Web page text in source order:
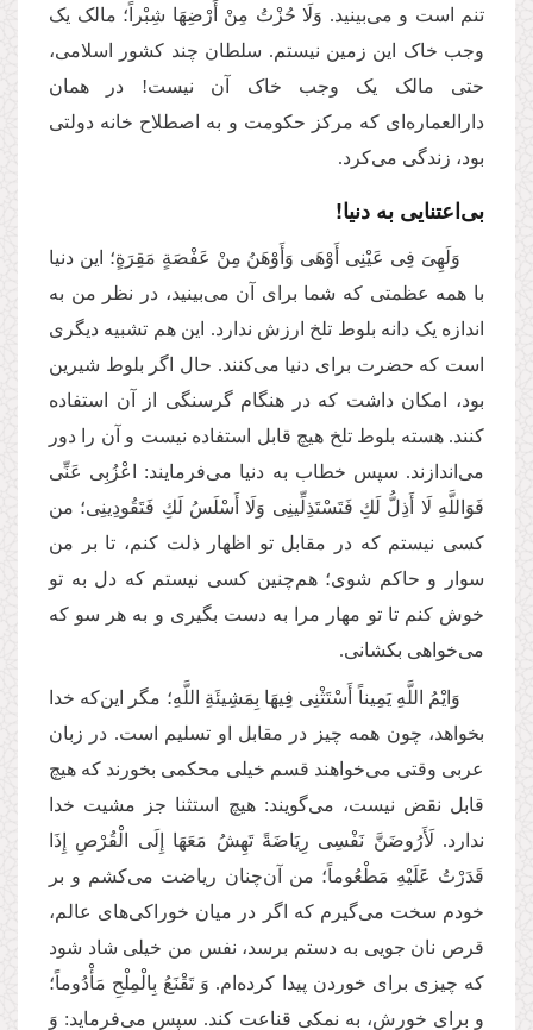
تنم است و می‌بینید. وَلَا حُزْتُ مِنْ أَرْضِهَا شِبْراً؛ مالک یک
وجب خاک این زمین نیستم. سلطان چند کشور اسلامی،
حتی مالک یک وجب خاک آن نیست! در همان
دارالعماره‌ای که مرکز حکومت و به اصطلاح خانه دولتی
بود، زندگی می‌کرد.
بی‌اعتنایی به دنیا!
وَلَهِیَ فِی عَیْنِی أَوْهَى وَأَوْهَنُ مِنْ عَفْصَةٍ مَقِرَةٍ؛ این دنیا
با همه عظمتی که شما برای آن می‌بینید، در نظر من به
اندازه یک دانه بلوط تلخ ارزش ندارد. این هم تشبیه دیگری
است که حضرت برای دنیا می‌کنند. حال اگر بلوط شیرین
بود، امکان داشت که در هنگام گرسنگی از آن استفاده
کنند. هسته بلوط تلخ هیچ قابل استفاده نیست و آن را دور
می‌اندازند. سپس خطاب به دنیا می‌فرمایند: اعْزُبِی عَنِّی
فَوَاللَّهِ لَا أَذِلُّ لَكِ فَتَسْتَذِلِّینِی وَلَا أَسْلَسُ لَكِ فَتَقُودِینِی؛ من
کسی نیستم که در مقابل تو اظهار ذلت کنم، تا بر من
سوار و حاکم شوی؛ هم‌چنین کسی نیستم که دل به تو
خوش کنم تا تو مهار مرا به دست بگیری و به هر سو که
می‌خواهی بکشانی.
وَایْمُ اللَّهِ یَمِیناً أَسْتَثْنِی فِیهَا بِمَشِیئَةِ اللَّهِ؛ مگر این‌که خدا
بخواهد، چون همه چیز در مقابل او تسلیم است. در زبان
عربی وقتی می‌خواهند قسم خیلی محکمی بخورند که هیچ
قابل نقض نیست، می‌گویند: هیچ استثنا جز مشیت خدا
ندارد. لَأَرُوضَنَّ نَفْسِی رِیَاضَةً تَهِشُ مَعَهَا إِلَى الْقُرْصِ إِذَا
قَدَرْتُ عَلَیْهِ مَطْعُوماً؛ من آن‌چنان ریاضت می‌کشم و بر
خودم سخت می‌گیرم که اگر در میان خوراکی‌های عالم،
قرص نان جویی به دستم برسد، نفس من خیلی شاد شود
که چیزی برای خوردن پیدا کرده‌ام. وَ تَقْنَعُ بِالْمِلْحِ مَأْدُوماً؛
و برای خورش، به نمکی قناعت کند. سپس می‌فرماید: وَ